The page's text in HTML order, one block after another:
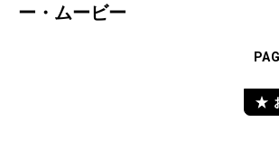
ー・ムービー